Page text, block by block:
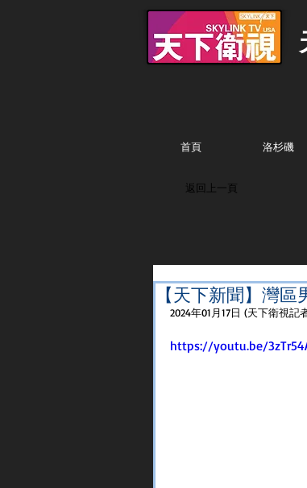
首頁 洛杉磯
返回上一頁
【天下新聞】灣
2024年01月17日 (天下衛視記
https://youtu.be/